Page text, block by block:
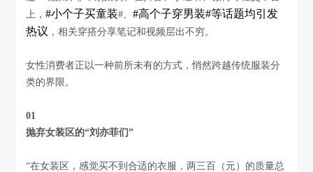
上，#小个子买童装#、#高个子穿男装#等话题均引发
热议 ，相关穿搭分享笔记和视频层出不穷。
女性消费者正以一种前所未有的方式，悄然跨越传统服装分
类的界限。
01
抛弃女装区的“刘亦菲们”
“在女装区，感觉买不到合适的衣服，两三百（元）的质量总